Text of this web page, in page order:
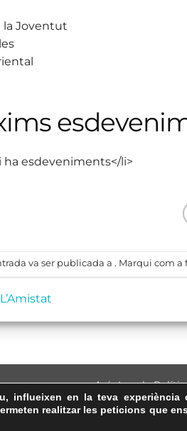
la Joventut
ha esdeveniments</li>
va ser publicada a . Marqui com a
Avís Legal·
influeixen en la teva experiència
realitzar les peticions que